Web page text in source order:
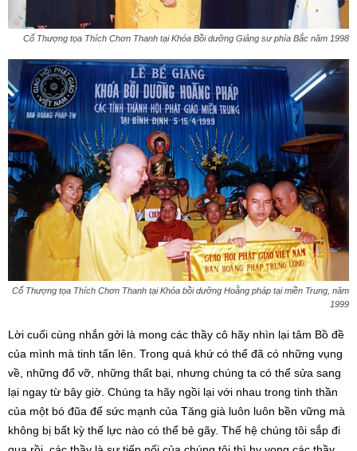
Cố Thượng tọa Thích Chơn Thanh tại Khóa Bồi dưỡng Giảng sư phía Bắc năm 1998
Cố Thượng tọa Thích Chơn Thanh tại Khóa bồi dưỡng Hoằng pháp tại miền Trung, năm
1999
Lời cuối cùng nhắn gởi là mong các thầy cô hãy nhìn lại tâm Bồ đề
của mình mà tinh tấn lên. Trong quá khứ có thể đã có những vụng
về, những đổ vỡ, những thất bại, nhưng chúng ta có thể sửa sang
lại ngay từ bây giờ. Chúng ta hãy ngồi lại với nhau trong tinh thần
của một bó đũa để sức mạnh của Tăng già luôn luôn bền vững mà
không bị bất kỳ thế lực nào có thể bẻ gãy. Thế hệ chúng tôi sắp đi